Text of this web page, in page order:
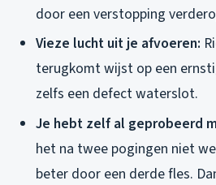
door een verstopping
Vieze lucht uit je afvoeren:
terugkomt wijst op een
zelfs een defect waterslot.
Je hebt zelf al geprobeerd
het na twee pogingen niet
beter door een derde fles.